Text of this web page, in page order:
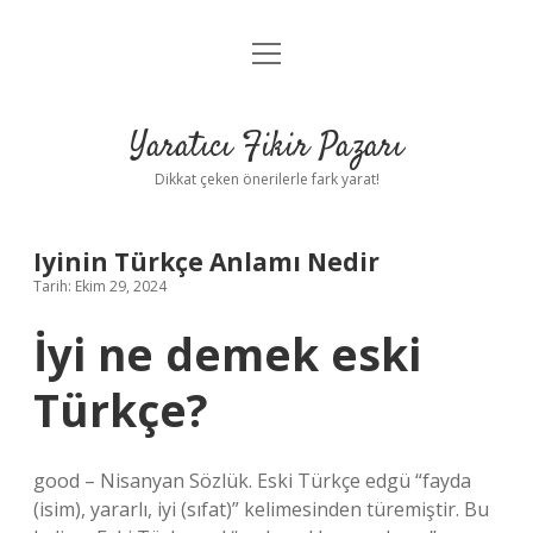
Anasayfa
Yasal Uyarı
menüyü
Yaratıcı Fikir Pazarı
Dikkat çeken önerilerle fark yarat!
Iyinin Türkçe Anlamı Nedir
Tarih: Ekim 29, 2024
İyi ne demek eski
Türkçe?
good – Nisanyan Sözlük. Eski Türkçe edgü “fayda
(isim), yararlı, iyi (sıfat)” kelimesinden türemiştir. Bu